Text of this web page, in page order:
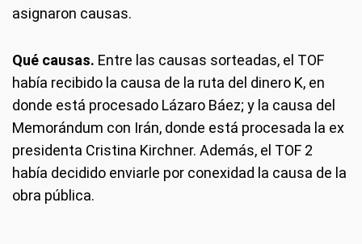
asignaron causas.
Qué causas. Entre las causas sorteadas, el TOF
había recibido la causa de la ruta del dinero K, en
donde está procesado Lázaro Báez; y la causa del
Memorándum con Irán, donde está procesada la ex
presidenta Cristina Kirchner. Además, el TOF 2
había decidido enviarle por conexidad la causa de la
obra pública.